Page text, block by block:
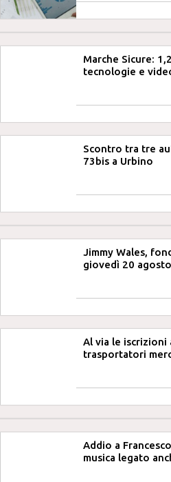
Marche Sicure:
tecnologie e
Scontro tra tre
73bis a Urbino
Jimmy Wales,
giovedì 20
Al via le iscrizioni
trasportatori
Addio a
musica legato